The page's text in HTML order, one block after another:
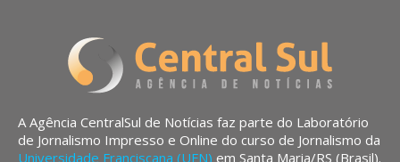
A Agência CentralSul de Notícias faz parte do Laboratório
de Jornalismo Impresso e Online do curso de Jornalismo da
Universidade Franciscana (UFN) em Santa Maria/RS (Brasil).